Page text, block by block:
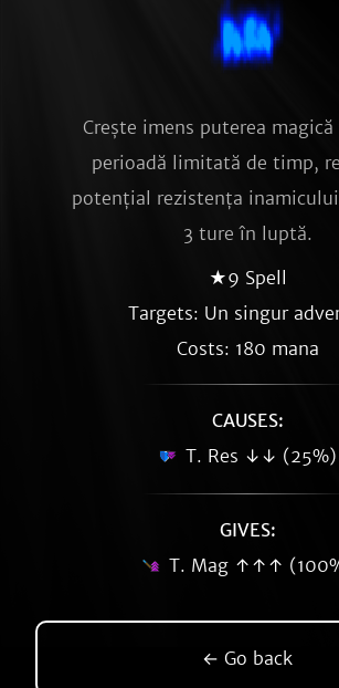
Crește imens puterea
perioadă limitată de timp,
potențial rezistența
3 ture în luptă.
★9 Spell
Targets: Un singur
Costs: 180 mana
CAUSES:
T. Res ↓↓ (25%)
GIVES:
T. Mag ↑↑↑
← Go back